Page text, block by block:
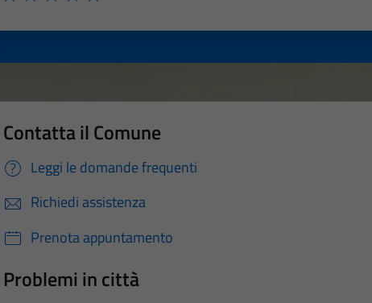
Contatta il Comune
Leggi le domande frequenti
Richiedi assistenza
Prenota appuntamento
Problemi in città